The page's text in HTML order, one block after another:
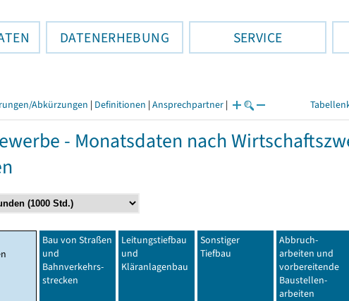
DATENERHEBUNG SERVICE
Abkürzungen | Definitionen | Ansprechpartner |
- Monatsdaten nach
Bau von Straßen
und
Bahnverkehrs-
strecken
Leitungstiefbau
und
Kläranlagenbau
Sonstiger
Tiefbau
Abbruch-
arbeiten und
vorbereitende
Baustellen-
arbeiten